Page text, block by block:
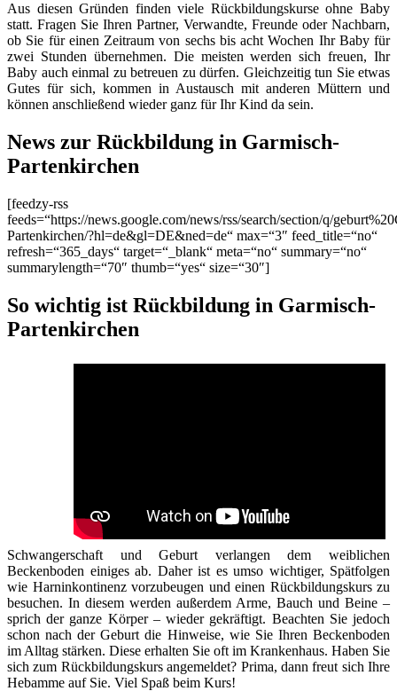
Aus diesen Gründen finden viele Rückbildungskurse ohne Baby
statt. Fragen Sie Ihren Partner, Verwandte, Freunde oder Nachbarn,
ob Sie für einen Zeitraum von sechs bis acht Wochen Ihr Baby für
zwei Stunden übernehmen. Die meisten werden sich freuen, Ihr
Baby auch einmal zu betreuen zu dürfen. Gleichzeitig tun Sie etwas
Gutes für sich, kommen in Austausch mit anderen Müttern und
können anschließend wieder ganz für Ihr Kind da sein.
News zur Rückbildung in Garmisch-
Partenkirchen
[feedzy-rss
feeds=“https://news.google.com/news/rss/search/section/q/
Partenkirchen/?hl=de&gl=DE&ned=de“ max=“3″ feed_title=“no“
refresh=“365_days“ target=“_blank“ meta=“no“ summary=“no“
summarylength=“70″ thumb=“yes“ size=“30″]
So wichtig ist Rückbildung in Garmisch-
Partenkirchen
Schwangerschaft und Geburt verlangen dem weiblichen
Beckenboden einiges ab. Daher ist es umso wichtiger, Spätfolgen
wie Harninkontinenz vorzubeugen und einen Rückbildungskurs zu
besuchen. In diesem werden außerdem Arme, Bauch und Beine –
sprich der ganze Körper – wieder gekräftigt. Beachten Sie jedoch
schon nach der Geburt die Hinweise, wie Sie Ihren Beckenboden
im Alltag stärken. Diese erhalten Sie oft im Krankenhaus. Haben Sie
sich zum Rückbildungskurs angemeldet? Prima, dann freut sich Ihre
Hebamme auf Sie. Viel Spaß beim Kurs!